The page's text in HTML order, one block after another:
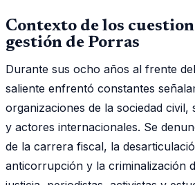
Contexto de los
gestión de Porras
Durante sus ocho años al frente
saliente enfrentó constantes
organizaciones de la sociedad civil,
y actores internacionales. Se
de la carrera fiscal, la
anticorrupción y la criminalización